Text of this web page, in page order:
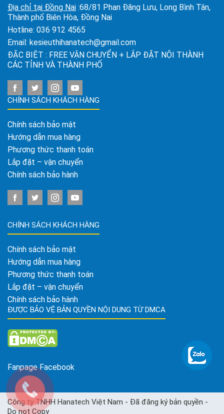
Địa chỉ tại Đồng Nai :68/81 Phan Đăng Lưu, Long Bình Tân,
Thành phố Biên Hòa, Đồng Nai
Hotline: 036 912 4565
Email: kesieuthihanatech@gmail.com
ĐẶC BIỆT : FREE VẬN CHUYỂN + LẮP ĐẶT NỘI THÀNH
CÁC TỈNH VÀ THÀNH PHỐ
CHÍNH SÁCH KHÁCH HÀNG
Chính sách bảo mật
Hướng dẫn mua hàng
Phương thức thanh toán
Lắp đặt – vận chuyển
Chính sách bảo hành
CHÍNH SÁCH KHÁCH HÀNG
Chính sách bảo mật
Hướng dẫn mua hàng
Phương thức thanh toán
Lắp đặt – vận chuyển
Chính sách bảo hành
ĐƯỢC BẢO VỆ BẢN QUYỀN NỘI DUNG TỪ DMCA
Fanpage Facebook
Công ty TNHH Hanatech Việt Nam - Đã đăng ký bản quyền -
Do not Copy